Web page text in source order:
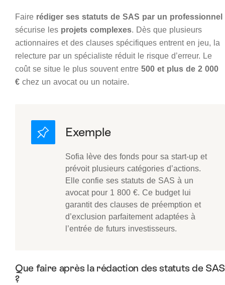
Faire rédiger ses statuts de SAS par un professionnel
sécurise les projets complexes. Dès que plusieurs
actionnaires et des clauses spécifiques entrent en jeu, la
relecture par un spécialiste réduit le risque d’erreur. Le
coût se situe le plus souvent entre 500 et plus de 2 000
€ chez un avocat ou un notaire.
Sofia lève des fonds pour sa start-up et
prévoit plusieurs catégories d’actions.
Elle confie ses statuts de SAS à un
avocat pour 1 800 €. Ce budget lui
garantit des clauses de préemption et
d’exclusion parfaitement adaptées à
l’entrée de futurs investisseurs.
Que faire après la rédaction des statuts de SAS
?